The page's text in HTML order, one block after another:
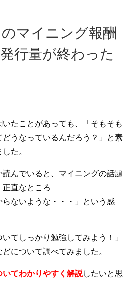
マイニング報酬
行量が終わった
たことがあっても、「そもそも
うなっているんだろう？」と素
た。
んでいると、マイニングの話題
正直なところ
らないような・・・」という感
てしっかり勉強してみよう！」
について調べてみました。
いてわかりやすく解説したいと思